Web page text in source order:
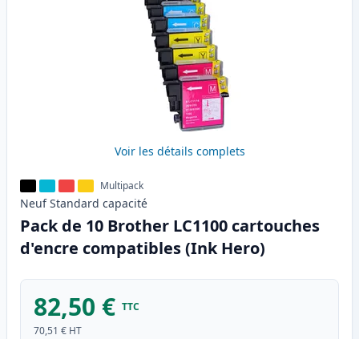
Voir les détails complets
Multipack
Neuf Standard capacité
Pack de 10 Brother LC1100 cartouches
d'encre compatibles (Ink Hero)
82,50 € TTC
70,51 € HT